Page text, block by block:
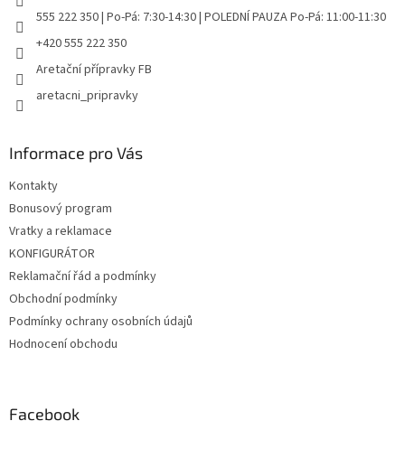
555 222 350 | Po-Pá: 7:30-14:30 | POLEDNÍ PAUZA Po-Pá: 11:00-11:30
+420 555 222 350
Aretační přípravky FB
aretacni_pripravky
Informace pro Vás
Kontakty
Bonusový program
Vratky a reklamace
KONFIGURÁTOR
Reklamační řád a podmínky
Obchodní podmínky
Podmínky ochrany osobních údajů
Hodnocení obchodu
Facebook